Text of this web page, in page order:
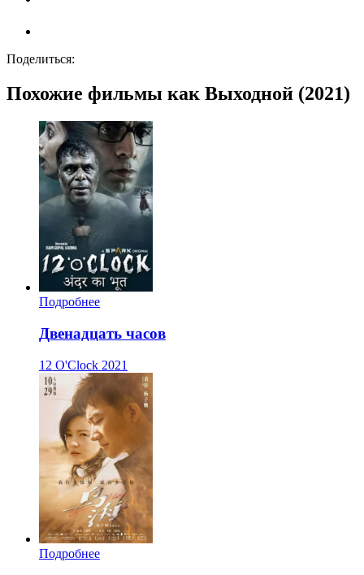
Поделиться:
Похожие фильмы как Выходной (2021)
Подробнее
Двенадцать часов
12 O'Clock 2021
Подробнее